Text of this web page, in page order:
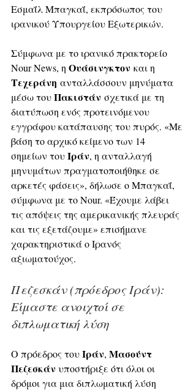
Εσμαΐλ Μπαγκαΐ, εκπρόσωπος του
ιρανικού Υπουργείου Εξωτερικών.
Σύμφωνα με το ιρανικό πρακτορείο
Nour News, η Ουάσινγκτον και η
Τεχεράνη ανταλλάσσουν μηνύματα
μέσω του Πακιστάν σχετικά με τη
διατύπωση ενός προτεινόμενου
εγγράφου κατάπαυσης του πυρός. «Με
βάση το αρχικό κείμενο των 14
σημείων του Ιράν, η ανταλλαγή
μηνυμάτων πραγματοποιήθηκε σε
αρκετές φάσεις», δήλωσε ο Μπαγκαΐ,
σύμφωνα με το Nour. «Έχουμε λάβει
τις απόψεις της αμερικανικής πλευράς
και τις εξετάζουμε» επισήμανε
χαρακτηριστικά ο Ιρανός
αξιωματούχος.
Πεζεσκάν (πρόεδρος Ιράν):
Είμαστε ανοιχτοί σε
διπλωματική λύση
Ο πρόεδρος του Ιράν, Μασούντ
Πεζεσκάν υποστήριξε ότι όλοι οι
δρόμοι για μια διπλωματική λύση